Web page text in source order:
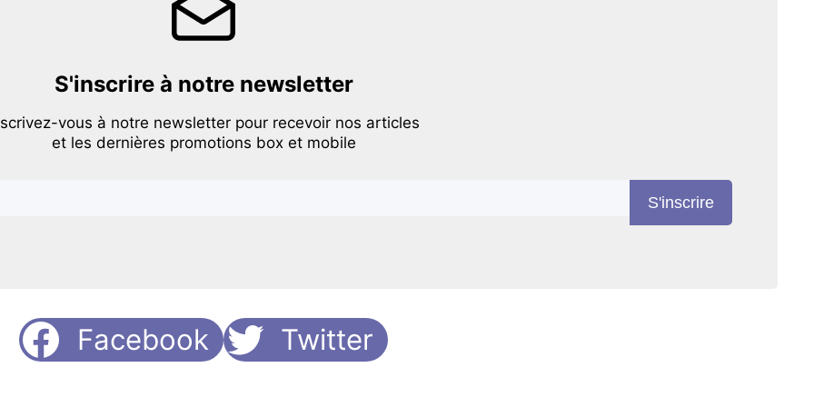
S'inscrire à notre newsletter
vous à notre newsletter pour recevoir nos articles
et les dernières promotions box et mobile
S'inscrire
Facebook Twitter